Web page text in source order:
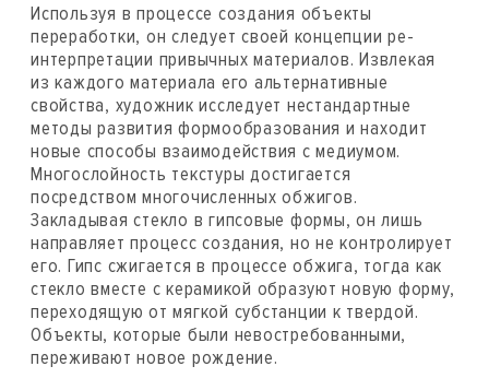
Используя в процессе создания объекты
переработки, он следует своей концепции ре-
интерпретации привычных материалов. Извлекая
из каждого материала его альтернативные
свойства, художник исследует нестандартные
методы развития формообразования и находит
новые способы взаимодействия с медиумом.
Многослойность текстуры достигается
посредством многочисленных обжигов.
Закладывая стекло в гипсовые формы, он лишь
направляет процесс создания, но не контролирует
его. Гипс сжигается в процессе обжига, тогда как
стекло вместе с керамикой образуют новую форму,
переходящую от мягкой субстанции к твердой.
Объекты, которые были невостребованными,
переживают новое рождение.